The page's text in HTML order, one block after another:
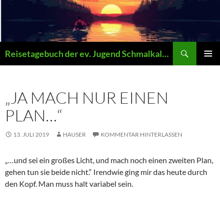
Reisetagebuch der ev. Jugend Schmalkalden
„JA MACH NUR EINEN
PLAN…“
13. JULI 2019 HAUSER KOMMENTAR HINTERLASSEN
„…und sei ein großes Licht, und mach noch einen zweiten Plan,
gehen tun sie beide nicht.“ Irendwie ging mir das heute durch
den Kopf. Man muss halt variabel sein.